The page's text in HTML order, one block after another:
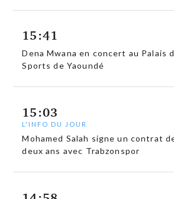
15:41
Dena Mwana en concert au Palais
Sports de Yaoundé
15:03
L'INFO DU JOUR
Mohamed Salah signe un contrat
deux ans avec Trabzonspor